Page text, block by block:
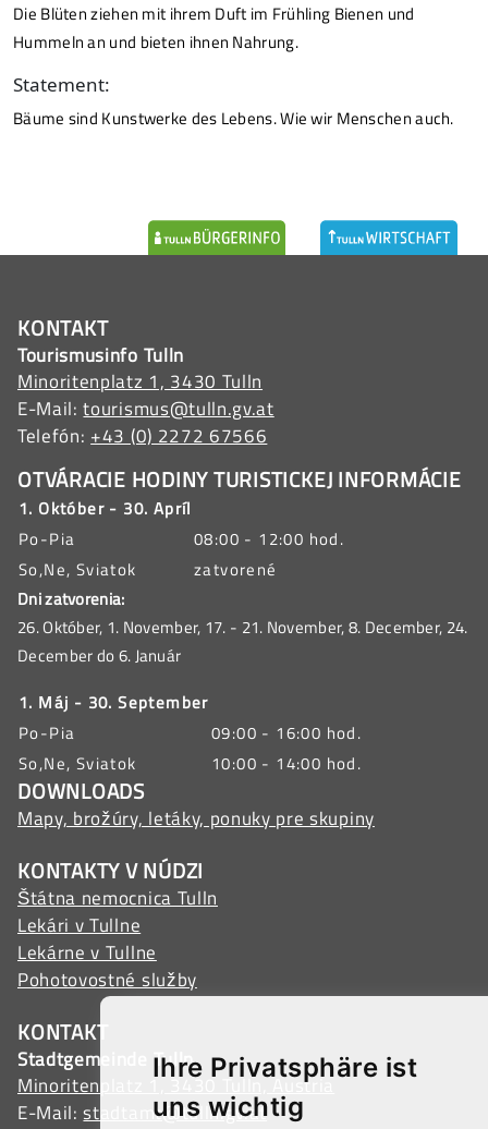
Ihre Privatsphäre ist
uns wichtig
Die Blüten ziehen mit ihrem Duft im Frühling Bienen und
Hummeln an und bieten ihnen Nahrung.
Statement:
Bäume sind Kunstwerke des Lebens. Wie wir Menschen auch.
KONTAKT
Tourismusinfo Tulln
Minoritenplatz 1, 3430 Tulln
E-Mail:tourismus@tulln.gv.at
Telefón: +43 (0) 2272 67566
OTVÁRACIE HODINY TURISTICKEJ INFORMÁCIE
1. Október - 30. Apríl
Po-Pia
08:00 - 12:00 hod.
So,Ne, Sviatok
zatvorené
Dni zatvorenia:
26. Október, 1. November, 17. - 21. November, 8. December, 24.
December do 6. Január
1. Máj - 30. September
Po-Pia
09:00 - 16:00 hod.
So,Ne, Sviatok
10:00 - 14:00 hod.
DOWNLOADS
Mapy, brožúry, letáky, ponuky pre skupiny
KONTAKTY V NÚDZI
Štátna nemocnica Tulln
Lekári v Tullne
Lekárne v Tullne
Pohotovostné služby
KONTAKT
Stadtgemeinde Tulln
Minoritenplatz 1, 3430 Tulln, Austria
E-Mail:stadtamt@tulln.gv.at